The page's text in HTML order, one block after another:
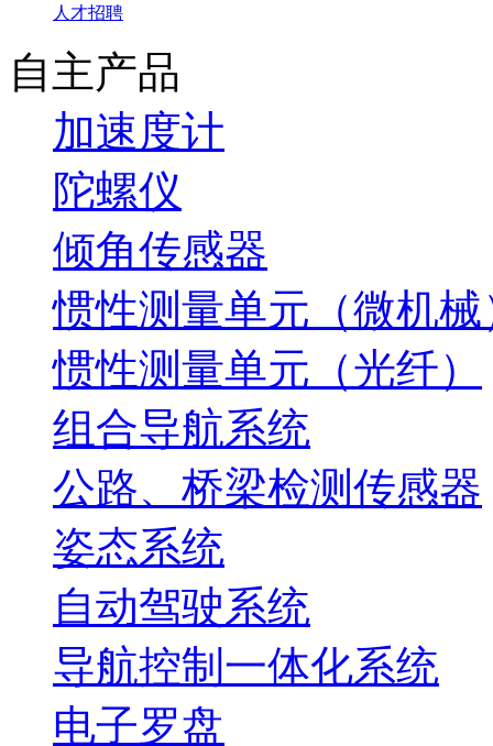
人才招聘
自主产品
加速度计
陀螺仪
倾角传感器
惯性测量单元（微机械
惯性测量单元（光纤）
组合导航系统
公路、桥梁检测传感器
姿态系统
自动驾驶系统
导航控制一体化系统
电子罗盘